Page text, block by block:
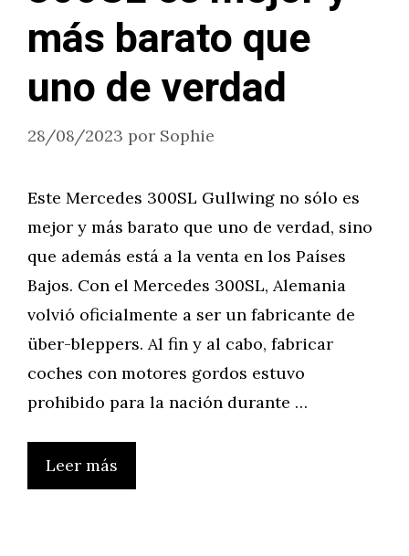
más barato que
uno de verdad
28/08/2023 por Sophie
Este Mercedes 300SL Gullwing no sólo es
mejor y más barato que uno de verdad, sino
que además está a la venta en los Países
Bajos. Con el Mercedes 300SL, Alemania
volvió oficialmente a ser un fabricante de
über-bleppers. Al fin y al cabo, fabricar
coches con motores gordos estuvo
prohibido para la nación durante …
Leer más